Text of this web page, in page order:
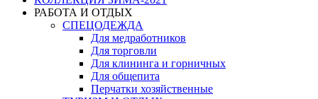
РАБОТА И ОТДЫХ
СПЕЦОДЕЖДА
Для медработников
Для торговли
Для клининга и горничных
Для общепита
Перчатки хозяйственные